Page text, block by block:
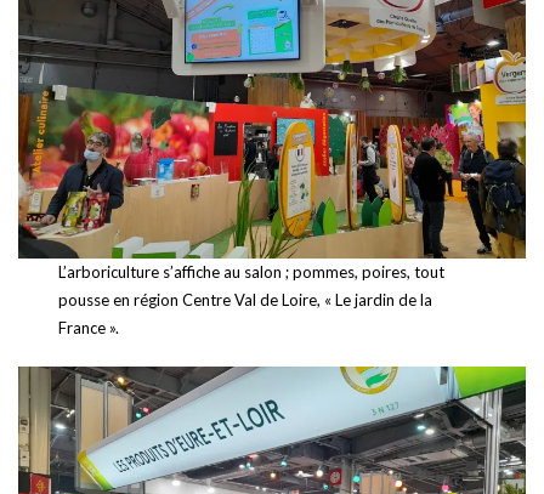
L’arboriculture s’affiche au salon ; pommes, poires, tout
pousse en région Centre Val de Loire, « Le jardin de la
France ».